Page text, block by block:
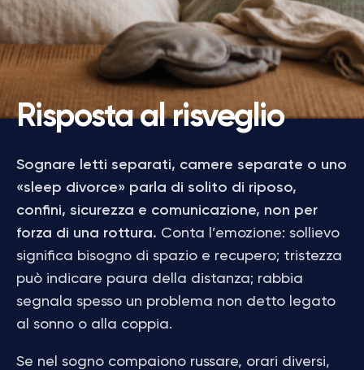
Risposta al risveglio
Sognare letti separati, camere separate o uno
«sleep divorce» parla di solito di riposo,
confini, sicurezza e comunicazione, non per
forza di una rottura. Conta l’emozione: sollievo
significa bisogno di spazio e recupero; tristezza
può indicare paura della distanza; rabbia
segnala spesso un problema non detto legato
al sonno o alla coppia.
Se nel sogno compaiono russare, orari diversi,